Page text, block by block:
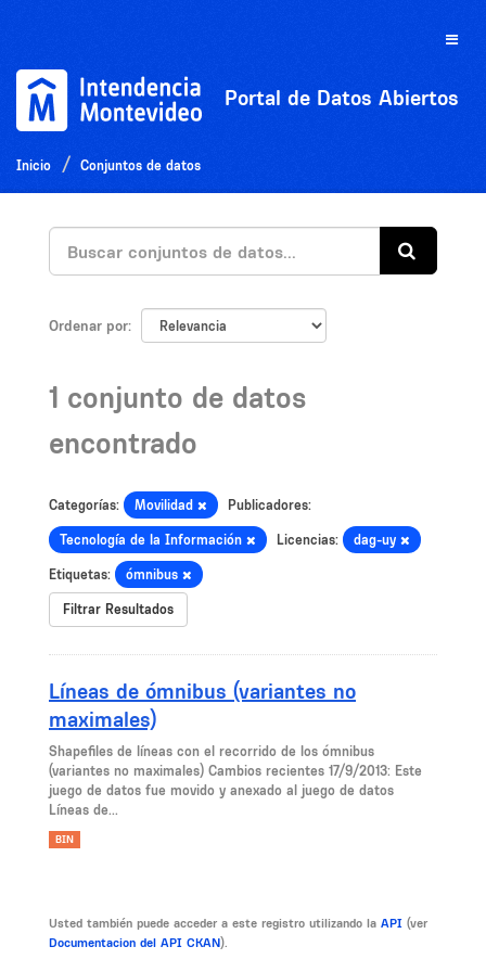
Toggle
Portal de Datos Abiertos
Inicio Conjuntos de datos
Ordenar por
1 conjunto de datos
encontrado
Categorías: Movilidad Publicadores:
Tecnología de la Información Licencias: dag-uy
Etiquetas: ómnibus
Filtrar Resultados
Líneas de ómnibus (variantes no
maximales)
Shapefiles de líneas con el recorrido de los ómnibus
(variantes no maximales) Cambios recientes 17/9/2013: Este
juego de datos fue movido y anexado al juego de datos
Líneas de...
BIN
Usted también puede acceder a este registro utilizando la API (ver
Documentacion del API CKAN).